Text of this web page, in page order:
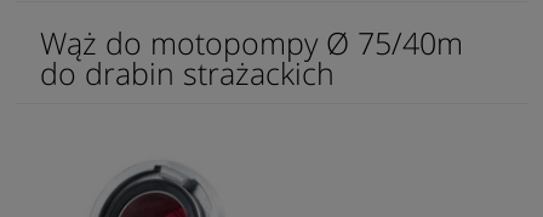
Wąż do motopompy Ø 75/40m
do drabin strażackich